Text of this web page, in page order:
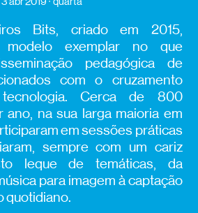
Bits, criado em 2015,
modelo exemplar no que
pedagógica de
com o cruzamento
Cerca de 800
ano, na sua larga maioria em
em sessões práticas
sempre com um cariz
leque de temáticas, da
para imagem à captação
quotidiano.